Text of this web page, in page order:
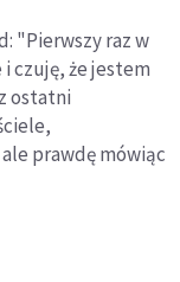
"Pierwszy raz w
i czuję, że jestem
ostatni
prawdę mówiąc